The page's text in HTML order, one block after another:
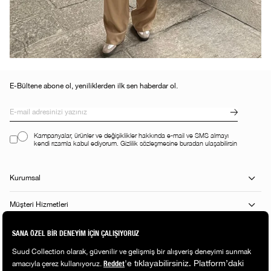
E-Bültene abone ol, yeniliklerden ilk sen haberdar ol.
Kampanyalar, ürünler ve değişiklikler hakkında e-mail ve SMS almayı
kendi rızamla kabul ediyorum. Gizlilik sözleşmesine buradan ulaşabilirsin
Kurumsal
Müşteri Hizmetleri
Alışveriş Rehberi